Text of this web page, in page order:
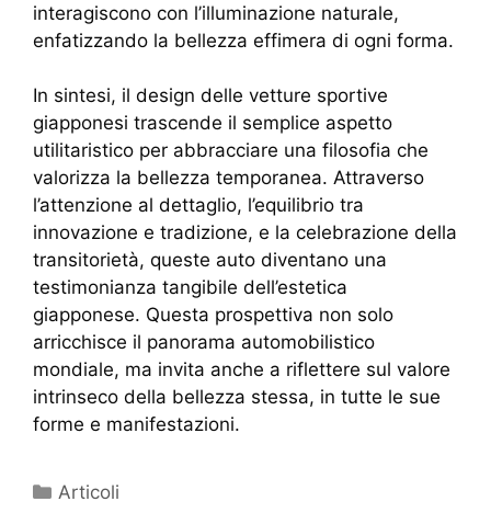
interagiscono con l’illuminazione naturale,
enfatizzando la bellezza effimera di ogni forma.
In sintesi, il design delle vetture sportive
giapponesi trascende il semplice aspetto
utilitaristico per abbracciare una filosofia che
valorizza la bellezza temporanea. Attraverso
l’attenzione al dettaglio, l’equilibrio tra
innovazione e tradizione, e la celebrazione della
transitorietà, queste auto diventano una
testimonianza tangibile dell’estetica
giapponese. Questa prospettiva non solo
arricchisce il panorama automobilistico
mondiale, ma invita anche a riflettere sul valore
intrinseco della bellezza stessa, in tutte le sue
forme e manifestazioni.
Articoli